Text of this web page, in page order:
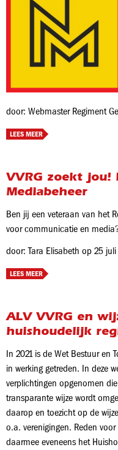
door: Webmaster Regiment
LEES MEER
VVRG zoekt jou!
Mediabeheer
Ben jij een veteraan van het
voor communicatie en
door: Tara Elisabeth op 25 juli
LEES MEER
ALV VVRG en
huishoudelijk
In 2021 is de Wet Bestuur en
in werking getreden. In deze
verplichtingen opgenomen
transparante wijze wordt
daarop en toezicht op de
o.a. verenigingen. Reden
daarmee eveneens het